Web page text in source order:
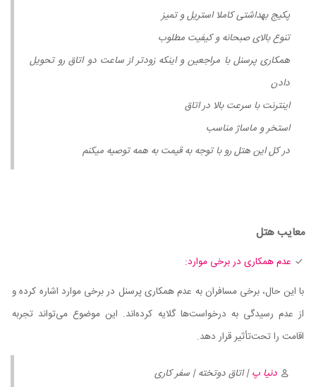
پکیج بهداشتی کاملا استریل و تمیز
تنوع بالای صبحانه و کیفیت مطلوب
همکاری پرسنل با مراجعین و اینکه زودتر از ساعت دو اتاق رو تحویل
دادن
اینترنت با سرعت بالا در اتاق
استخر و ماساژ مناسب
در کل این هتل رو با توجه به قیمت به همه توصیه میکنم
معایب هتل
عدم همکاری در برخی موارد:
با این حال، برخی مسافران به عدم همکاری پرسنل در برخی موارد اشاره کرده و
از عدم رسیدگی به درخواست‌ها گلایه کرده‌اند. این موضوع می‌تواند تجربه
اقامت را تحت‌تأثیر قرار دهد.
دنیا پ| اتاق دوتخته | سفر کاری